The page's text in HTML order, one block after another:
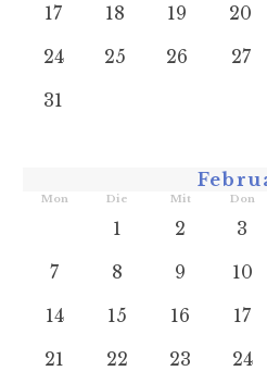
17
18 19 20
24
25 26 27
31
Mon Die Mit Don
1 2 3
7
8 9 10
14
15 16 17
21
22 23 24